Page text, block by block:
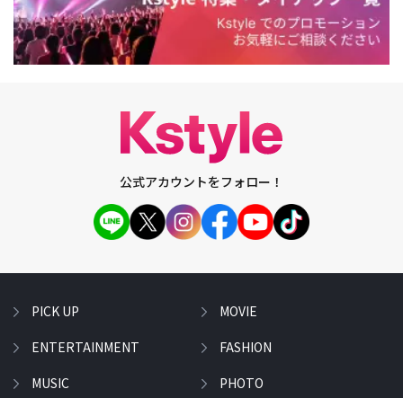
公式アカウントをフォロー！
PICK UP
ENTERTAINMENT
MUSIC
MOVIE
FASHION
PHOTO